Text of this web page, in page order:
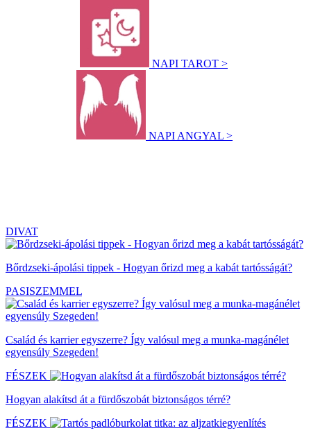
NAPI TAROT >
NAPI ANGYAL >
DIVAT
Bőrdzseki-ápolási tippek - Hogyan őrizd meg a kabát tartósságát?
PASISZEMMEL
Család és karrier egyszerre? Így valósul meg a munka-magánélet
egyensúly Szegeden!
FÉSZEK
Hogyan alakítsd át a fürdőszobát biztonságos térré?
FÉSZEK